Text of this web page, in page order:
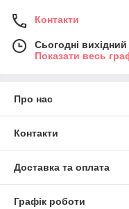
Контакти
Сьогодні вихідний
Показати весь
Про нас
Контакти
Доставка та оплата
Графік роботи